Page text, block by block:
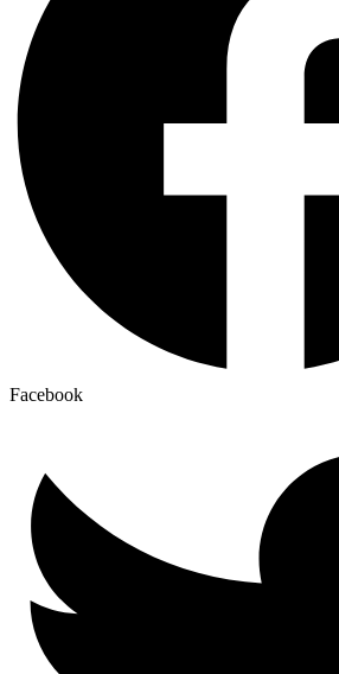
Facebook